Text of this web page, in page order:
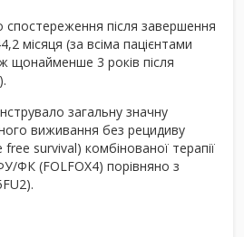
після завершення
місяця (за всіма пацієнтами
щонайменше 3 років після
загальну значну
виживання без рецидиву
survival) комбінованої терапії
ФК (FOLFOX4) порівняно з